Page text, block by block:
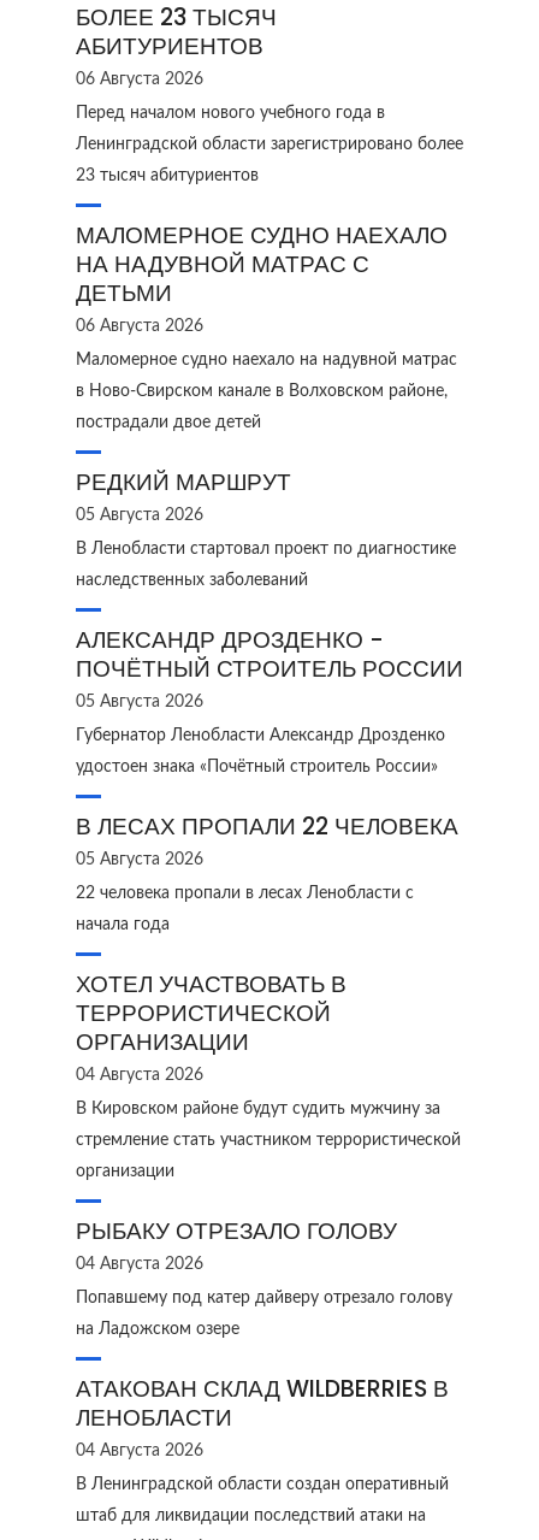
БОЛЕЕ 23 ТЫСЯЧ
АБИТУРИЕНТОВ
06 Августа 2026
Перед началом нового учебного года в
Ленинградской области зарегистрировано более
23 тысяч абитуриентов
МАЛОМЕРНОЕ СУДНО НАЕХАЛО
НА НАДУВНОЙ МАТРАС С
ДЕТЬМИ
06 Августа 2026
Маломерное судно наехало на надувной матрас
в Ново‑Свирском канале в Волховском районе,
пострадали двое детей
РЕДКИЙ МАРШРУТ
05 Августа 2026
В Ленобласти стартовал проект по диагностике
наследственных заболеваний
АЛЕКСАНДР ДРОЗДЕНКО -
ПОЧЁТНЫЙ СТРОИТЕЛЬ РОССИИ
05 Августа 2026
Губернатор Ленобласти Александр Дрозденко
удостоен знака «Почётный строитель России»
В ЛЕСАХ ПРОПАЛИ 22 ЧЕЛОВЕКА
05 Августа 2026
22 человека пропали в лесах Ленобласти с
начала года
ХОТЕЛ УЧАСТВОВАТЬ В
ТЕРРОРИСТИЧЕСКОЙ
ОРГАНИЗАЦИИ
04 Августа 2026
В Кировском районе будут судить мужчину за
стремление стать участником террористической
организации
РЫБАКУ ОТРЕЗАЛО ГОЛОВУ
04 Августа 2026
Попавшему под катер дайверу отрезало голову
на Ладожском озере
АТАКОВАН СКЛАД WILDBERRIES В
ЛЕНОБЛАСТИ
04 Августа 2026
В Ленинградской области создан оперативный
штаб для ликвидации последствий атаки на